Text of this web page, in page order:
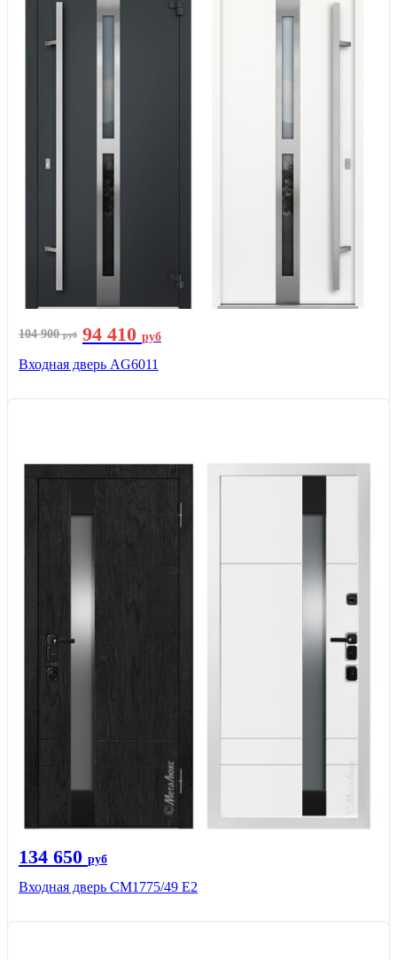
104 900руб 94 410 руб
Входная дверь AG6011
134 650 руб
Входная дверь СМ1775/49 Е2